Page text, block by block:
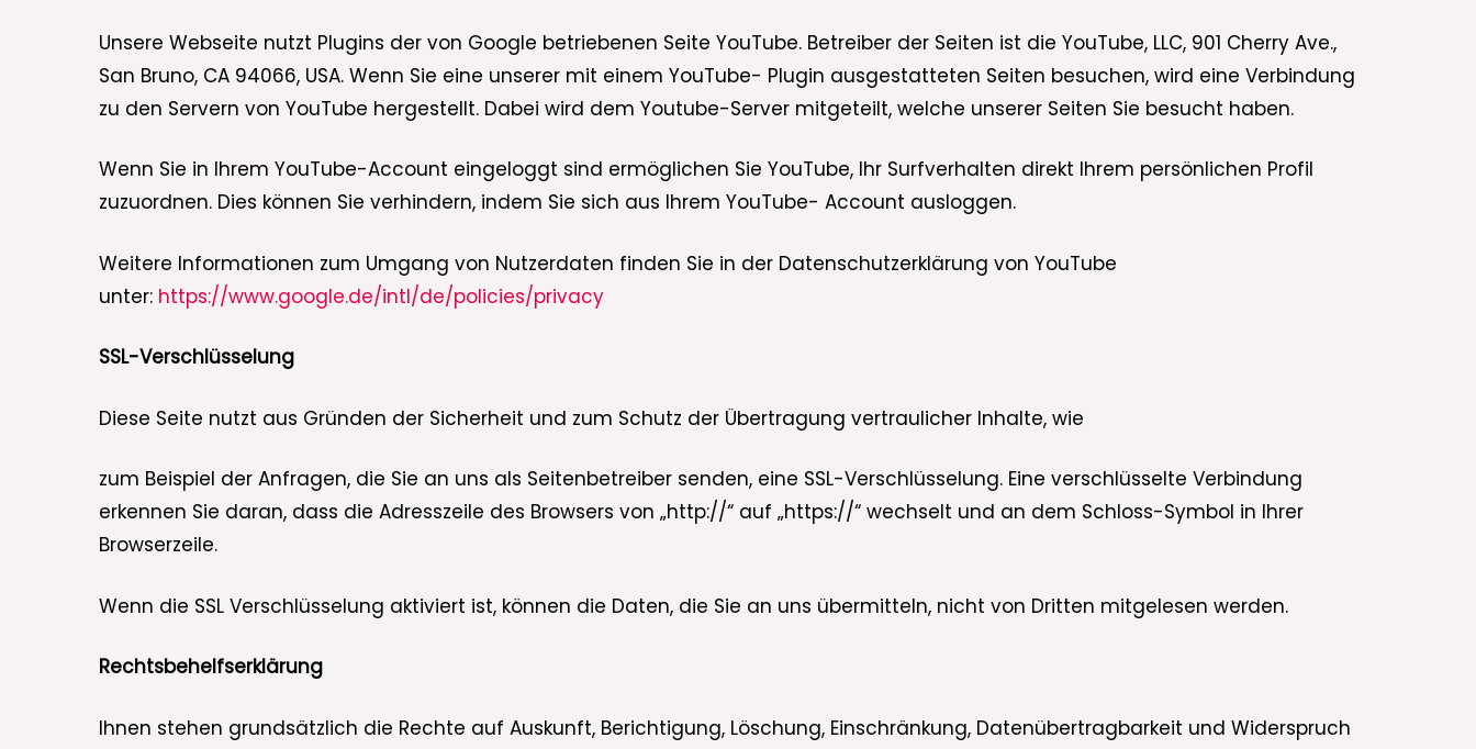
Unsere Webseite nutzt Plugins der von Google betriebenen Seite YouTube. Betreiber der Seiten ist die YouTube, LLC, 901 Cherry Ave.,
San Bruno, CA 94066, USA. Wenn Sie eine unserer mit einem YouTube- Plugin ausgestatteten Seiten besuchen, wird eine Verbindung
zu den Servern von YouTube hergestellt. Dabei wird dem Youtube-Server mitgeteilt, welche unserer Seiten Sie besucht haben.
Wenn Sie in Ihrem YouTube-Account eingeloggt sind ermöglichen Sie YouTube, Ihr Surfverhalten direkt Ihrem persönlichen Profil
zuzuordnen. Dies können Sie verhindern, indem Sie sich aus Ihrem YouTube- Account ausloggen.
Weitere Informationen zum Umgang von Nutzerdaten finden Sie in der Datenschutzerklärung von YouTube
unter: https://www.google.de/intl/de/policies/privacy
SSL-Verschlüsselung
Diese Seite nutzt aus Gründen der Sicherheit und zum Schutz der Übertragung vertraulicher Inhalte, wie
zum Beispiel der Anfragen, die Sie an uns als Seitenbetreiber senden, eine SSL-Verschlüsselung. Eine verschlüsselte Verbindung
erkennen Sie daran, dass die Adresszeile des Browsers von „http://“ auf „https://“ wechselt und an dem Schloss-Symbol in Ihrer
Browserzeile.
Wenn die SSL Verschlüsselung aktiviert ist, können die Daten, die Sie an uns übermitteln, nicht von Dritten mitgelesen werden.
Rechtsbehelfserklärung
Ihnen stehen grundsätzlich die Rechte auf Auskunft, Berichtigung, Löschung, Einschränkung, Datenübertragbarkeit und Widerspruch